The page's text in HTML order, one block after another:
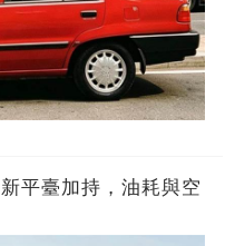
平臺加持，油耗與空